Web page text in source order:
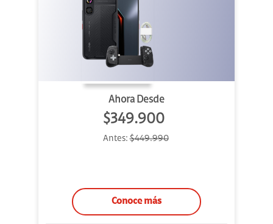
Ahora Desde
$349.900
Antes:$449.990
Conoce más